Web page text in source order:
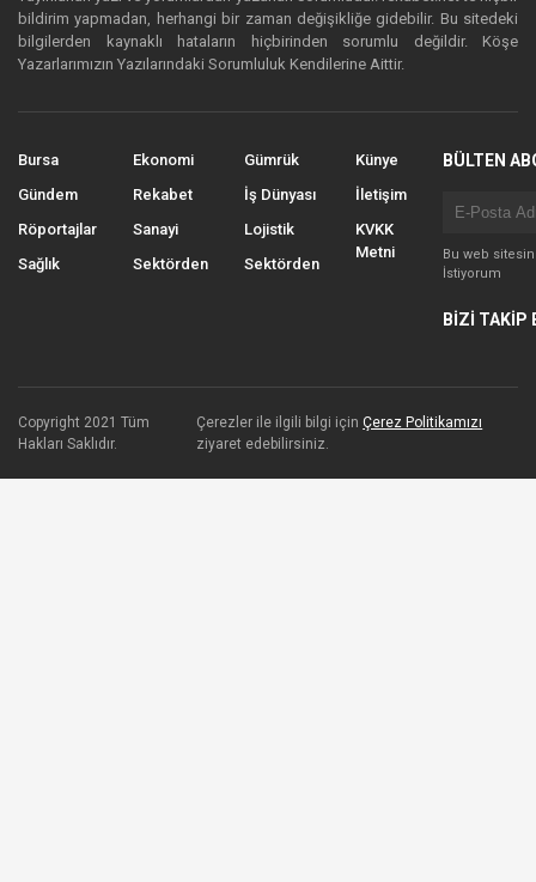
bildirim yapmadan, herhangi bir zaman değişikliğe gidebilir. Bu sitedeki
bilgilerden kaynaklı hataların hiçbirinden sorumlu değildir. Köşe
Yazarlarımızın Yazılarındaki Sorumluluk Kendilerine Aittir.
Bursa
Gündem
Röportajlar
Sağlık
Ekonomi
Rekabet
Sanayi
Sektörden
Gümrük
İş Dünyası
Lojistik
Sektörden
Künye
İletişim
KVKK
Metni
BÜLTEN
Bu web
İstiyorum
BİZİ TAKİP
Copyright 2021 Tüm
Hakları Saklıdır.
Çerezler ile ilgili bilgi içinÇerez Politikamızı
ziyaret edebilirsiniz.